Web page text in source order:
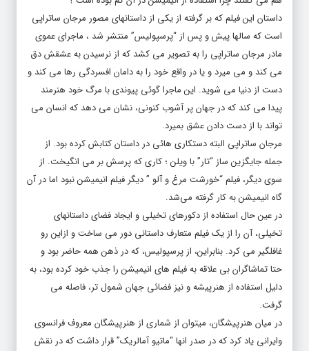
داستان این فیلم که بر گرفته از یکی از داستانهای مصور مرجان ساتراپی
است که سالها پیش و پس از “پرسپولیس” منتشر شد ، ماجرای عموی
مادر مرجان ساتراپی را به تصویر می کشد که از نرسیدن به عشقش دق
می کند و می میرد و یا در واقع خود را به دامان افسردگی رها می کند و
دست از دنیا می شوید. این ماجرا گوئی پیوندی با مرگ خود هنرمند
پیدا می کند که در جهان پر آشوب کنونی، نشان می دهد که انسان می
تواند با از دست دادن عشق بمیرد.
مرجان ساتراپی البته دستکاری هائی در داستان کتابش کرده بود. از
جمله جایگزین ساز “تار” با ویلن ؛ کاری که پرسش بر می انگیخت. از
سوی دیگر، فیلم “خورشت مرغ و آلو ” دیگر فیلم انیمیشن نبود اما در آن
گاه انیمیشن به کار گرفته می‌شد.
در عین حال استفاده از دکورهای تخیلی و ایجاد فضای داستانهای
تخیلی، آن را از یک فیلم متعارف داستانی دور می ساخت و ازاین رو
غافلگیر می کرد. بنابراین، از پرسپولیس، که در ذهن همه حاضر بود و
حتا تماشاگران بی علاقه به فیلم های انیمیشن را جذب خود کرده بود، به
دلیل استفاده از هنرپیشه و نیز فضائی جهان شمول تر، فاصله می
گرفت.
در میان هنرپیشگان، میتوان از شماری از هنرپیشگان معروف فرانسوی
وایرانی یاد کرد که در صدر انها “ماتیو آمالریک” قرار داشت که در نقش